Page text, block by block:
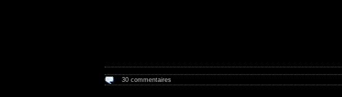
30 commentaires